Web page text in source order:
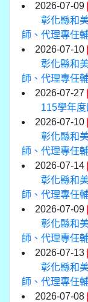
2026-07-09
彰化縣和
師、代理專任
2026-07-10
彰化縣和
師、代理專任
2026-07-27
115學年
2026-07-10
彰化縣和
師、代理專任
2026-07-14
彰化縣和
師、代理專任
2026-07-09
彰化縣和
師、代理專任
2026-07-13
彰化縣和
師、代理專任
2026-07-08